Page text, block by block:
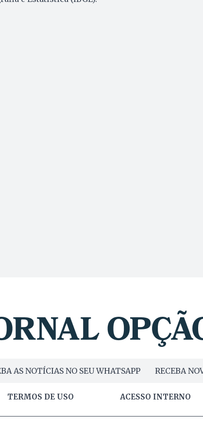
AS NOTÍCIAS NO SEU WHATSAPP RECEBA
TERMOS DE USO ACESSO INTERNO